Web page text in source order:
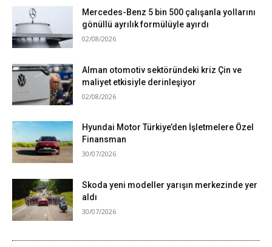
Mercedes-Benz 5 bin 500 çalışanla yollarını
gönüllü ayrılık formülüyle ayırdı
02/08/2026
Alman otomotiv sektöründeki kriz Çin ve
maliyet etkisiyle derinleşiyor
02/08/2026
Hyundai Motor Türkiye’den İşletmelere Özel
Finansman
30/07/2026
Skoda yeni modeller yarışın merkezinde yer
aldı
30/07/2026